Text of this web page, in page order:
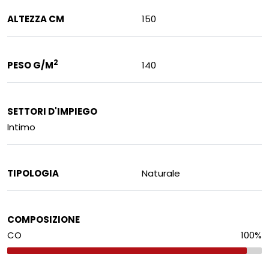
ALTEZZA CM 150
PESO G/M2 140
SETTORI D'IMPIEGO
Intimo
TIPOLOGIA Naturale
COMPOSIZIONE
CO
100%